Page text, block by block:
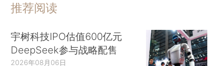
推荐阅读
宇树科技IPO估值600亿元
DeepSeek参与战略配售
2026年08月06日